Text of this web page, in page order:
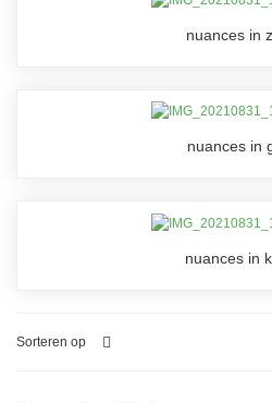
nuances in
nuances in
nuances in
Sorteren op